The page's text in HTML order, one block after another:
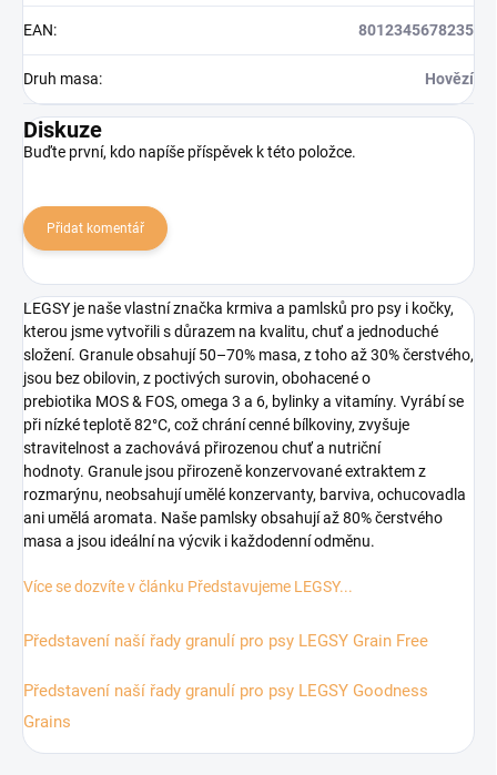
EAN: 8012345678235
Druh masa: Hovězí
Diskuze
Buďte první, kdo napíše příspěvek k této položce.
Přidat komentář
LEGSY je naše vlastní značka krmiva a pamlsků pro psy i kočky,
kterou jsme vytvořili s důrazem na kvalitu, chuť a jednoduché
složení. Granule obsahují 50–70% masa, z toho až 30% čerstvého,
jsou bez obilovin, z poctivých surovin, obohacené o
prebiotika MOS & FOS, omega 3 a 6, bylinky a vitamíny. Vyrábí se
při nízké teplotě 82°C, což chrání cenné bílkoviny, zvyšuje
stravitelnost a zachovává přirozenou chuť a nutriční
hodnoty. Granule jsou přirozeně konzervované extraktem z
rozmarýnu, neobsahují umělé konzervanty, barviva, ochucovadla
ani umělá aromata. Naše pamlsky obsahují až 80% čerstvého
masa a jsou ideální na výcvik i každodenní odměnu.
Více se dozvíte v článku Představujeme LEGSY...
Představení naší řady granulí pro psy LEGSY Grain Free
Představení naší řady granulí pro psy LEGSY Goodness
Grains